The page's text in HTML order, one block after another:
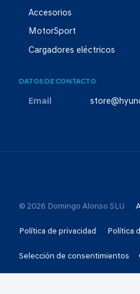
Accesorios
MotorSport
Cargadores eléctricos
DATOS DE CONTACTO
Email
© 2026 Domingo Alonso SLU
Política de privacidad Política
Selección de consentimientos